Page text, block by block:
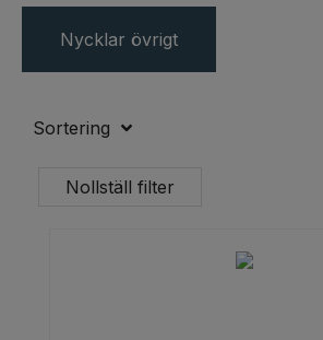
Nycklar övrigt
Sortering
Nollställ filter